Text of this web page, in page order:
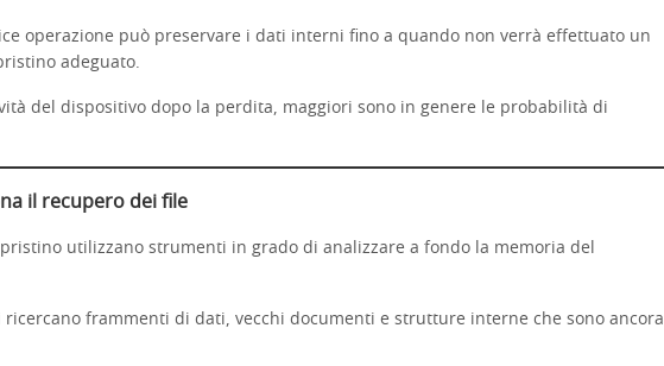
operazione può preservare i dati interni fino a quando non verrà effettuato un
adeguato.
del dispositivo dopo la perdita, maggiori sono in genere le probabilità di
il recupero dei file
utilizzano strumenti in grado di analizzare a fondo la memoria del
ricercano frammenti di dati, vecchi documenti e strutture interne che sono ancora